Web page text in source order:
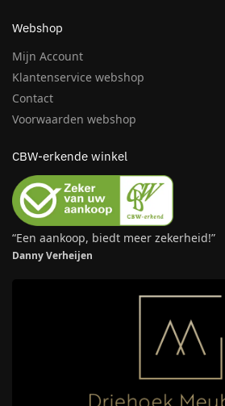
Webshop
Mijn Account
Klantenservice webshop
Contact
Voorwaarden webshop
CBW-erkende winkel
“Een aankoop, biedt meer zekerheid!”
Danny Verheijen